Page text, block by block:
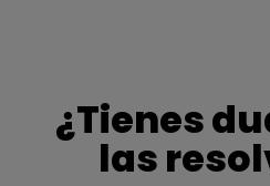
¿Tienes
las